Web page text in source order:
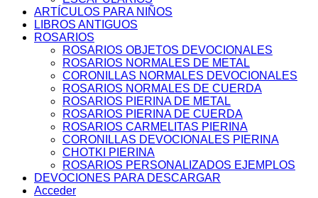
ARTÍCULOS PARA NIÑOS
LIBROS ANTIGUOS
ROSARIOS
ROSARIOS OBJETOS DEVOCIONALES
ROSARIOS NORMALES DE METAL
CORONILLAS NORMALES DEVOCIONALES
ROSARIOS NORMALES DE CUERDA
ROSARIOS PIERINA DE METAL
ROSARIOS PIERINA DE CUERDA
ROSARIOS CARMELITAS PIERINA
CORONILLAS DEVOCIONALES PIERINA
CHOTKI PIERINA
ROSARIOS PERSONALIZADOS EJEMPLOS
DEVOCIONES PARA DESCARGAR
Acceder